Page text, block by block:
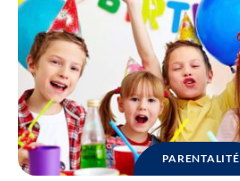
PARENTALITÉ